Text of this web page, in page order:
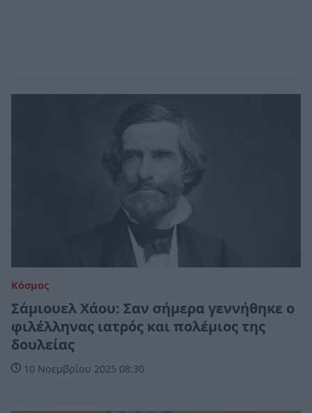
Κόσμος
Σάμιουελ Χάου: Σαν σήμερα γεννήθηκε ο
φιλέλληνας ιατρός και πολέμιος της
δουλείας
10 Νοεμβρίου 2025 08:30